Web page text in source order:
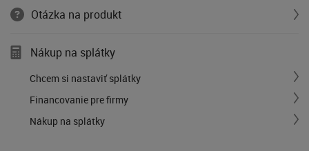
Otázka na produkt
Nákup na splátky
Chcem si nastaviť splátky
Financovanie pre firmy
Nákup na splátky